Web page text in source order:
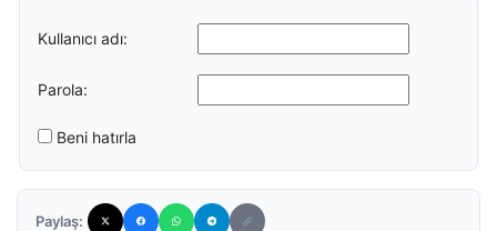
Kullanıcı adı:
Parola:
Beni hatırla
Paylaş: